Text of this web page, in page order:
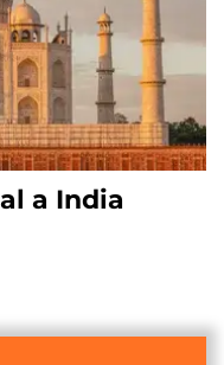
a India